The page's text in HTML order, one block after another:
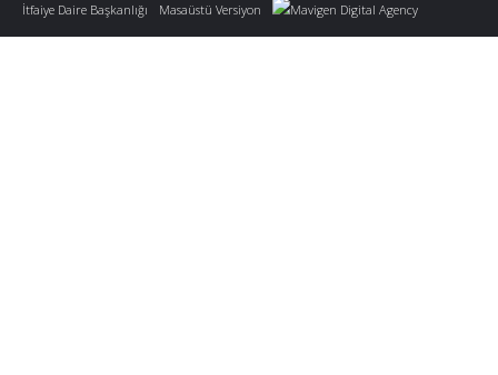
İtfaiye Daire Başkanlığı
Masaüstü Versiyon